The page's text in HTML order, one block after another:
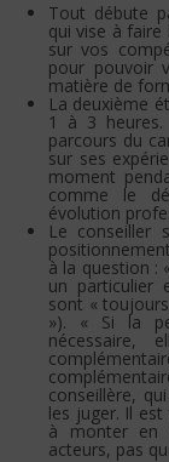
Tout débute
qui vise à
sur vos
pour pouvoir
matière de
La deuxième
1 à 3
parcours du
sur ses
moment
comme le
évolution
Le conseiller
à la question :
un particulier
sont «
»). « Si la
nécessaire,
conseillère,
les juger. Il
à monter en
acteurs, pas